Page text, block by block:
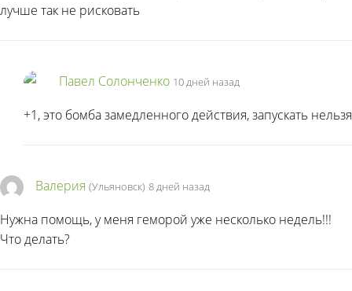
лучше так не рисковать
Павел Солонченко 10 дней назад
+1, это бомба замедленного действия, запускать нельзя
Валерия (Ульяновск) 8 дней назад
Нужна помощь, у меня геморой уже несколько недель!!!
Что делать?